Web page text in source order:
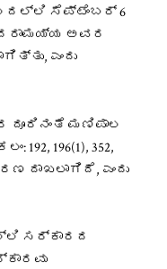
ಸೆಪ್ಟೆಂಬರ್ 6
ಅವರ
ಎಂದು
ಮಣಿಪಾಲ
192, 196(1), 352,
ದಾಖಲಾಗಿದೆ, ಎಂದು
ಸರ್ಕಾರದ